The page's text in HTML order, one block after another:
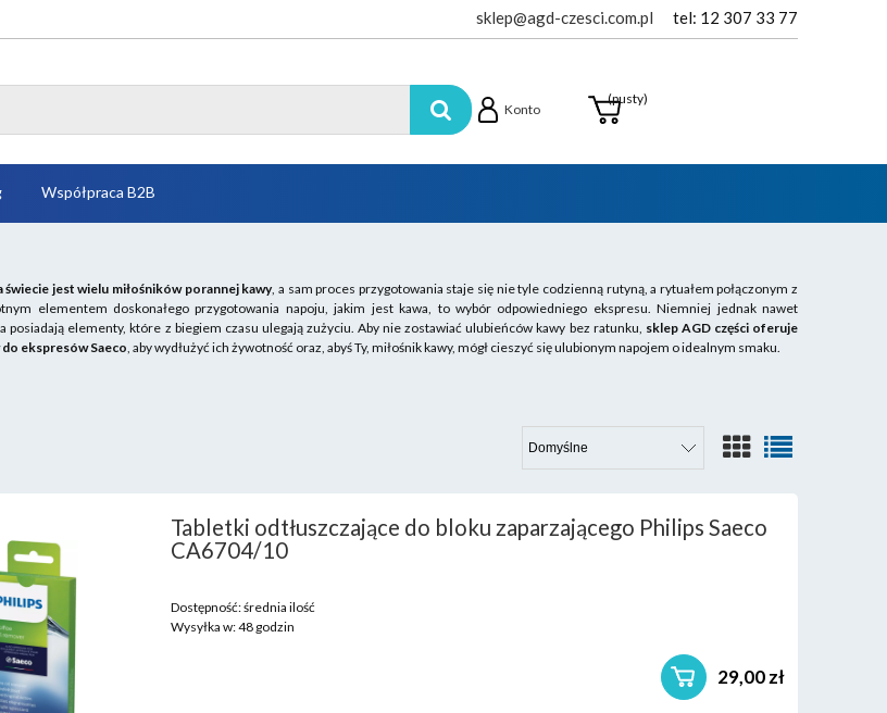
sklep@agd-czesci.com.pl tel: 12 307 33 77
(pusty)
Konto
Współpraca B2B
świecie jest wielu miłośników porannej kawy, a sam proces przygotowania staje się nie tyle codzienną rutyną, a rytuałem połączonym z
elementem doskonałego przygotowania napoju, jakim jest kawa, to wybór odpowiedniego ekspresu. Niemniej jednak nawet
posiadają elementy, które z biegiem czasu ulegają zużyciu. Aby nie zostawiać ulubieńców kawy bez ratunku, sklep AGD części oferuje
ekspresów Saeco, aby wydłużyć ich żywotność oraz, abyś Ty, miłośnik kawy, mógł cieszyć się ulubionym napojem o idealnym smaku.
Tabletki odtłuszczające do bloku zaparzającego Philips Saeco
CA6704/10
Dostępność:średnia ilość
Wysyłka w:48 godzin
29,00 zł